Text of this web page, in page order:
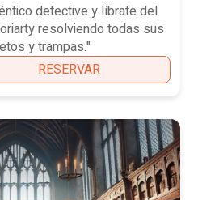
detective y líbrate del
resolviendo todas sus
y trampas."
RESERVAR